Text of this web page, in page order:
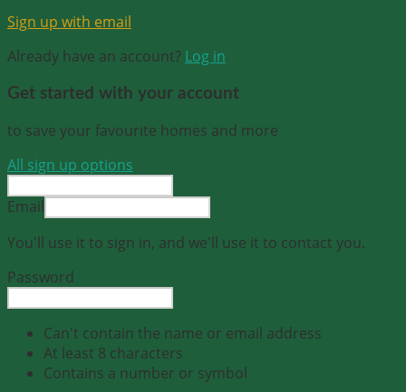
Sign up with email
Already have an account? Log in
Get started with your account
to save your favourite homes and more
All sign up options
Email
You'll use it to sign in, and we'll use it to contact you.
Password
Can't contain the name or email address
At least 8 characters
Contains a number or symbol